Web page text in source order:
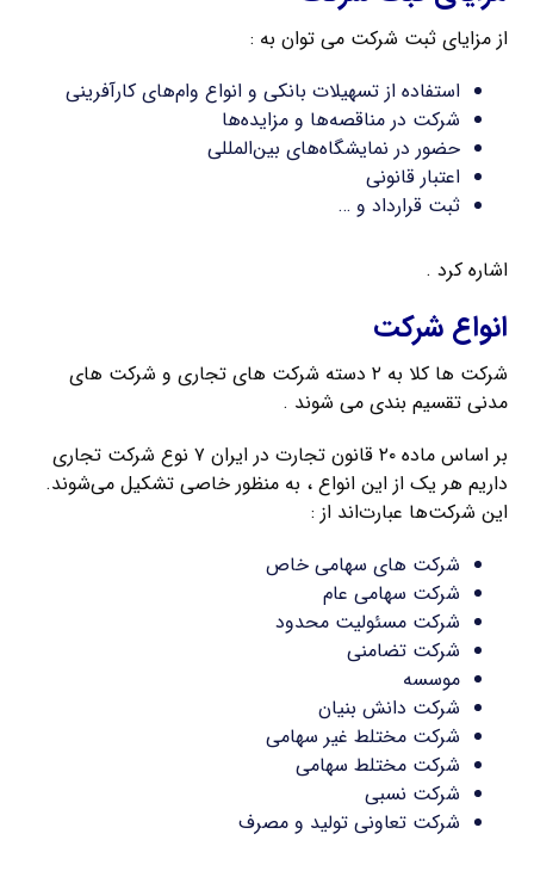
از مزایای ثبت شرکت می توان به :
استفاده از تسهیلات بانکی و انواع وام‌های کارآفرینی
شرکت در مناقصه‌ها و مزایده‌ها
حضور در نمایشگاه‌های بین‌المللی
اعتبار قانونی
ثبت قرارداد و …
اشاره کرد .
انواع شرکت
شرکت ها کلا به ۲ دسته شرکت های تجاری و شرکت های
مدنی تقسیم بندی می شوند .
بر اساس ماده ۲۰ قانون تجارت در ایران ۷ نوع شرکت تجاری
داریم هر یک از این انواع ، به منظور خاصی تشکیل می‌شوند.
این شرکت‌ها عبارت‌اند از :
شرکت های سهامی خاص
شرکت سهامی عام
شرکت مسئولیت محدود
شرکت تضامنی
موسسه
شرکت دانش بنیان
شرکت مختلط غیر سهامی
شرکت مختلط سهامی
شرکت نسبی
شرکت تعاونی تولید و مصرف